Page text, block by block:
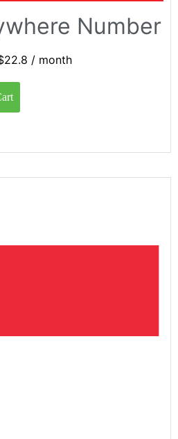
Number
22.8 / month